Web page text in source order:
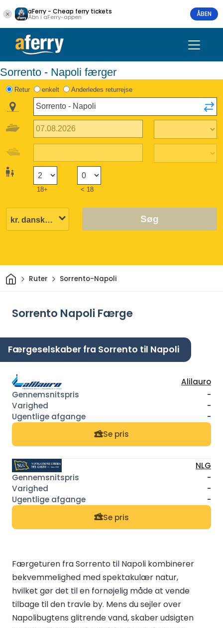
aFerry - Cheap ferry tickets
Åbn i aFerry-appen ÅBEN
Sorrento - Napoli færger
Retur enkelt Anderledes returrejse
18+ < 18
Søg
HjemRuter Sorrento-Napoli
Sorrento Napoli Færge
Færgeselskaber fra Sorrento til Napoli
Alilauro
-
-
-
Se pris
NLG
-
-
-
Se pris
Færgeturen fra Sorrento til Napoli kombinerer
bekvemmelighed med spektakulær natur,
hvilket gør det til en fornøjelig måde at vende
tilbage til den travle by. Mens du sejler over
Napolibugtens glitrende vand, skaber udsigten